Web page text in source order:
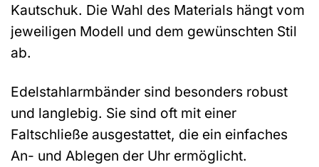
Kautschuk. Die Wahl des Materials hängt vom
jeweiligen Modell und dem gewünschten Stil
ab.
Edelstahlarmbänder sind besonders robust
und langlebig. Sie sind oft mit einer
Faltschließe ausgestattet, die ein einfaches
An- und Ablegen der Uhr ermöglicht.